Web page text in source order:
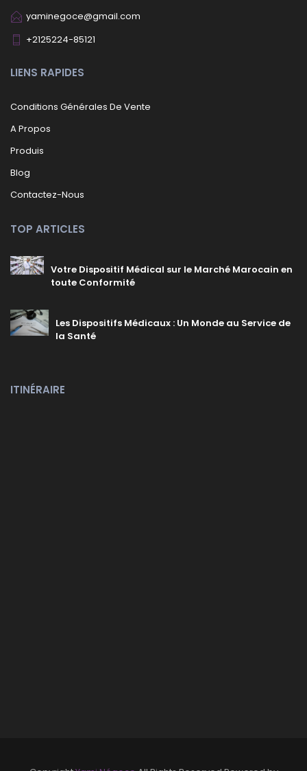
yaminegoce@gmail.com
+2125224-85121
LIENS RAPIDES
Conditions Générales De Vente
A Propos
Produis
Blog
Contactez-Nous
TOP ARTICLES
Votre Dispositif Médical sur le Marché Marocain en
toute Conformité
Les Dispositifs Médicaux : Un Monde au Service de
la Santé
ITINÉRAIRE